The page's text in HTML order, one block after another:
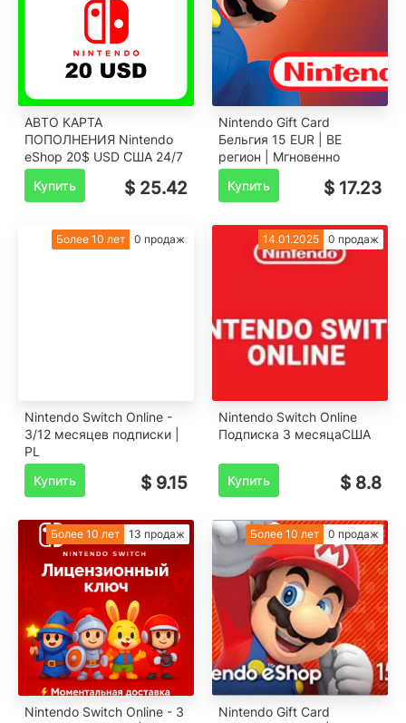
АВТО КАРТА
ПОПОЛНЕНИЯ Nintendo
eShop 20$ USD США 24/7
Купить
$ 25.42
Nintendo Gift Card
Бельгия 15 EUR | BE
регион | Мгновенно
Купить
$ 17.23
Более 10 лет 0 продаж
️Nintendo Switch Online -
3/12 месяцев подписки |
PL
Купить
$ 9.15
14.01.2025 0 продаж
Nintendo Switch Online
Подписка 3 месяцаСША
Купить $ 8.8
Более 10 лет 13 продаж
️Nintendo Switch Online - 3
Более 10 лет 0 продаж
Nintendo Gift Card